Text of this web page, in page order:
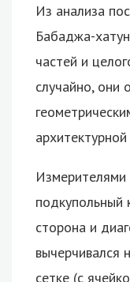
Из анализа
Бабаджа-
частей и
случайно, они
Измерителями
подкупольный
сторона и
вычерчивался
сетке (с